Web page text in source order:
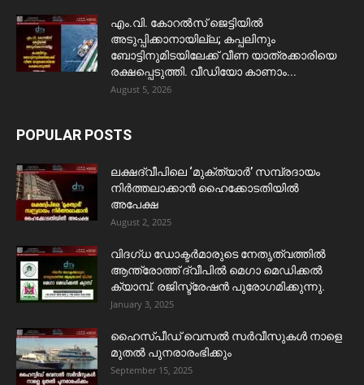
​എം.വി. കോറൽസ് ജെട്ടിയിൽ
അടുപ്പിക്കാനായില്ല; കപ്പലിനും
ബോട്ടിനുമിടയിലേക്ക് വീണ യാത്രക്കാരിയെ
രക്ഷപ്പെടുത്തി. വീഡിയോ കാണാം...
August 5, 2026
POPULAR POSTS
ലക്ഷദ്വീപിലെ ‘മുക്ത്യാർ’ സമ്പ്രദായം
നിർത്തലാക്കാൻ ഹൈക്കോടതിയിൽ
അപേക്ഷ
August 2, 2025
വിദഗ്ധ ഡോക്ടർമാരുടെ നേതൃത്വത്തിൽ
ആന്ത്രോത്ത് ദ്വീപിൽ മെഗാ മെഡിക്കൽ
ക്യാമ്പ്. രജിസ്ട്രേഷൻ പുരോഗമിക്കുന്നു.
January 3, 2025
ഹൈസ്പീഡ് വെസൽ സർവീസുകൾ നാളെ
മുതൽ പുനരാരംഭിക്കും
September 15, 2025